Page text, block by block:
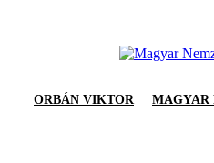
ORBÁN VIKTOR MAGYAR